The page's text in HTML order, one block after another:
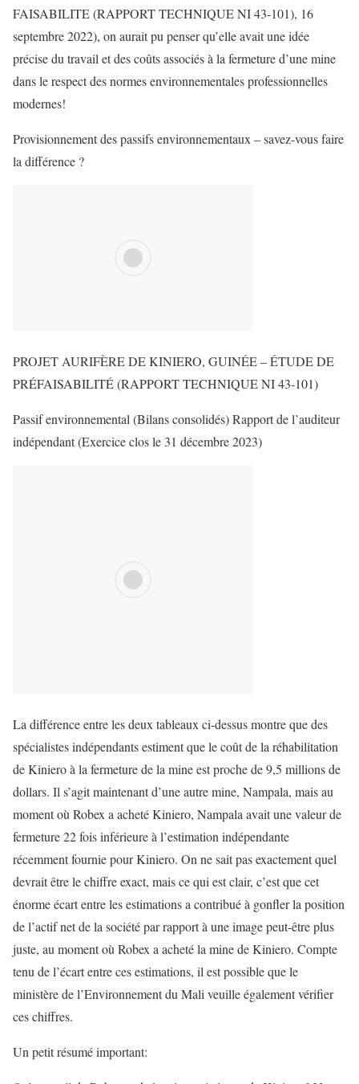
FAISABILITE (RAPPORT TECHNIQUE NI 43-101), 16
septembre 2022), on aurait pu penser qu’elle avait une idée
précise du travail et des coûts associés à la fermeture d’une mine
dans le respect des normes environnementales professionnelles
modernes!
Provisionnement des passifs environnementaux – savez-vous faire
la différence ?
PROJET AURIFÈRE DE KINIERO, GUINÉE – ÉTUDE DE
PRÉFAISABILITÉ (RAPPORT TECHNIQUE NI 43-101)
Passif environnemental (Bilans consolidés) Rapport de l’auditeur
indépendant (Exercice clos le 31 décembre 2023)
La différence entre les deux tableaux ci-dessus montre que des
spécialistes indépendants estiment que le coût de la réhabilitation
de Kiniero à la fermeture de la mine est proche de 9,5 millions de
dollars. Il s’agit maintenant d’une autre mine, Nampala, mais au
moment où Robex a acheté Kiniero, Nampala avait une valeur de
fermeture 22 fois inférieure à l’estimation indépendante
récemment fournie pour Kiniero. On ne sait pas exactement quel
devrait être le chiffre exact, mais ce qui est clair, c’est que cet
énorme écart entre les estimations a contribué à gonfler la position
de l’actif net de la société par rapport à une image peut-être plus
juste, au moment où Robex a acheté la mine de Kiniero. Compte
tenu de l’écart entre ces estimations, il est possible que le
ministère de l’Environnement du Mali veuille également vérifier
ces chiffres.
Un petit résumé important: